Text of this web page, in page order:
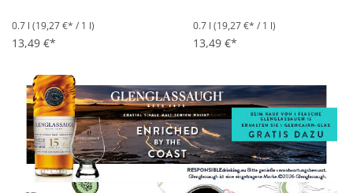
0.7 l (19,27 €* / 1 l)
13,49 €*
0.7 l (19,27 €* / 1 l)
13,49 €*